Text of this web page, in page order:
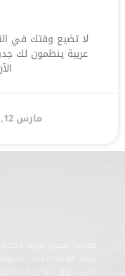
لا تضيع وقتك في
عربية ينظمون لك
مارس 12, 2026